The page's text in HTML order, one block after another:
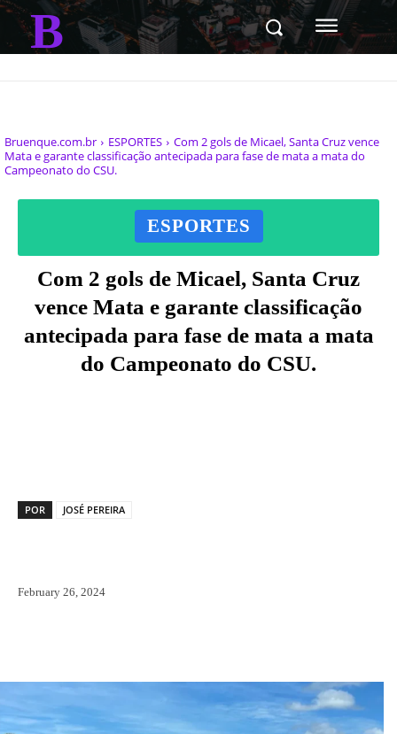
B
Bruenque.com.br ESPORTES
Com 2 gols de Micael, Santa Cruz vence
Mata e garante classificação antecipada para fase de mata a mata do
Campeonato do CSU.
ESPORTES
Com 2 gols de Micael, Santa Cruz
vence Mata e garante classificação
antecipada para fase de mata a mata
do Campeonato do CSU.
POR JOSÉ PEREIRA
February 26, 2024